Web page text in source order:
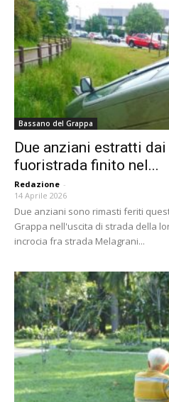
Bassano del Grappa
Due anziani estratti
fuoristrada finito nel...
Redazione -
14 Aprile 2026
Due anziani sono rimasti feriti
Grappa nell'uscita di strada della
incrocia fra strada Melagrani...